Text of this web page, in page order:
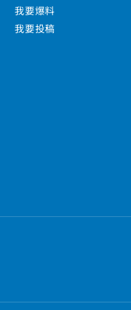
我要爆料
我要投稿